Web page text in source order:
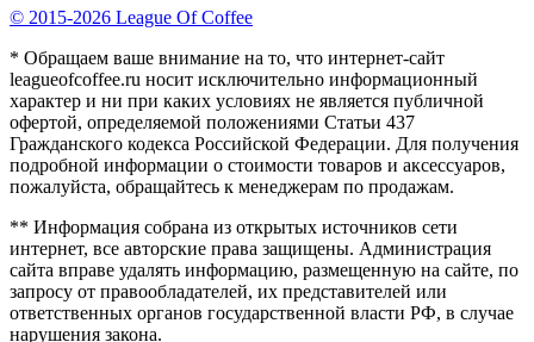
© 2015-2026 League Of Coffee
* Обращаем ваше внимание на то, что интернет-сайт
leagueofcoffee.ru носит исключительно информационный
характер и ни при каких условиях не является публичной
офертой, определяемой положениями Статьи 437
Гражданского кодекса Российской Федерации. Для получения
подробной информации о стоимости товаров и аксессуаров,
пожалуйста, обращайтесь к менеджерам по продажам.
** Информация собрана из открытых источников сети
интернет, все авторские права защищены. Администрация
сайта вправе удалять информацию, размещенную на сайте, по
запросу от правообладателей, их представителей или
ответственных органов государственной власти РФ, в случае
нарушения закона.